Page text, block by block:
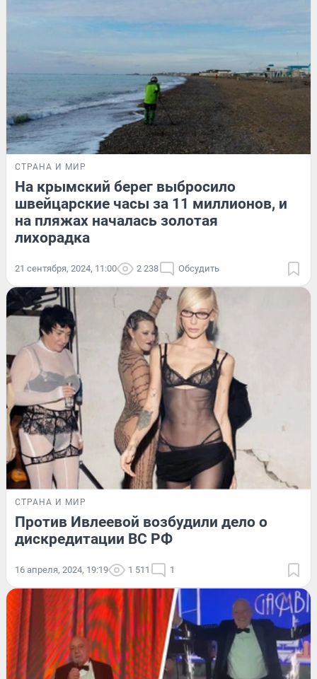
СТРАНА И МИР
На крымский берег выбросило
швейцарские часы за 11 миллионов, и
на пляжах началась золотая
лихорадка
21 сентября, 2024, 11:00 2 238 Обсудить
СТРАНА И МИР
Против Ивлеевой возбудили дело о
дискредитации ВС РФ
16 апреля, 2024, 19:19 1 511 1